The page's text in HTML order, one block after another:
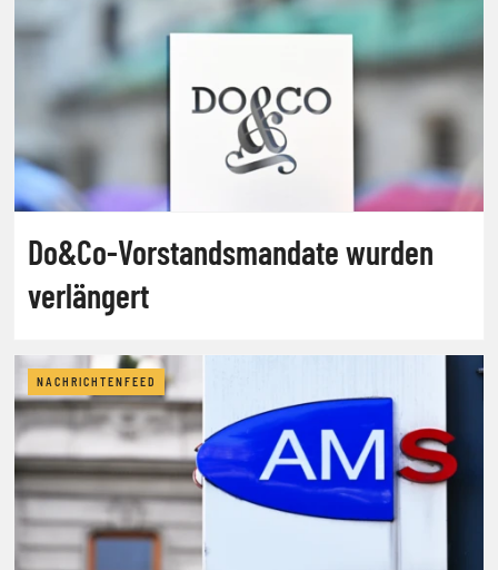
Do&Co-Vorstandsmandate wurden
verlängert
NACHRICHTENFEED